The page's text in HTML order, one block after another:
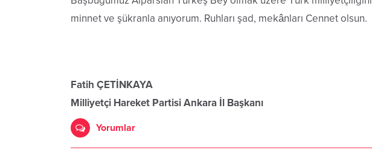
minnet ve şükranla anıyorum. Ruhları şad, mekânları Cennet olsun.
Fatih ÇETİNKAYA
Milliyetçi Hareket Partisi Ankara İl Başkanı
Yorumlar